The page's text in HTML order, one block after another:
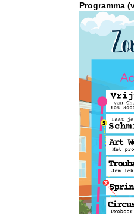
Programma